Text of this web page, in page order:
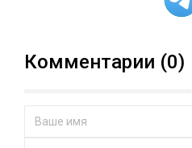
Комментарии (0)